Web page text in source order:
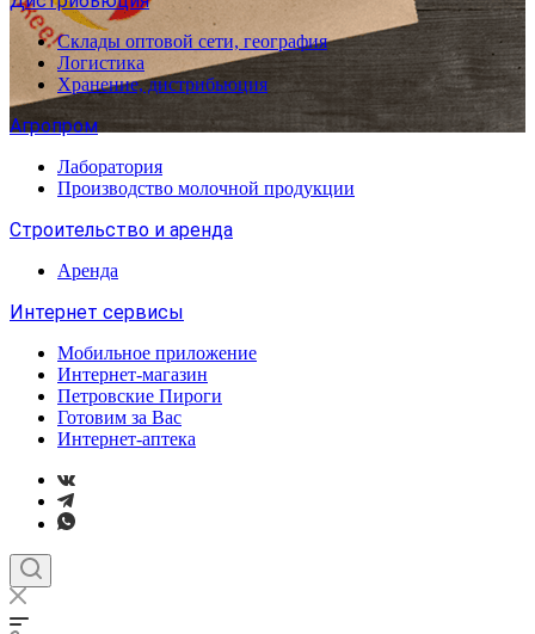
Склады оптовой сети, география
Логистика
Хранение, дистрибьюция
Агропром
Лаборатория
Производство молочной продукции
Строительство и аренда
Аренда
Интернет сервисы
Мобильное приложение
Интернет-магазин
Петровские Пироги
Готовим за Вас
Интернет-аптека